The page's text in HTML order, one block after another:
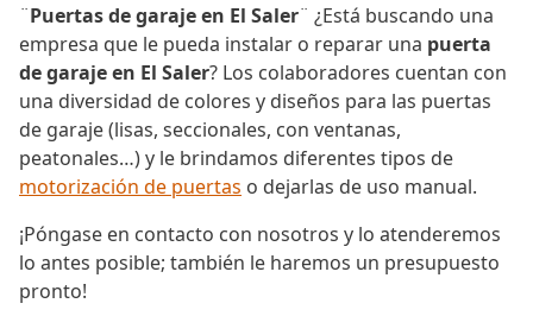
¨Puertas de garaje en El Saler¨ ¿Está buscando una
empresa que le pueda instalar o reparar una puerta
de garaje en El Saler? Los colaboradores cuentan con
una diversidad de colores y diseños para las puertas
de garaje (lisas, seccionales, con ventanas,
peatonales…) y le brindamos diferentes tipos de
motorización de puertas o dejarlas de uso manual.
¡Póngase en contacto con nosotros y lo atenderemos
lo antes posible; también le haremos un presupuesto
pronto!